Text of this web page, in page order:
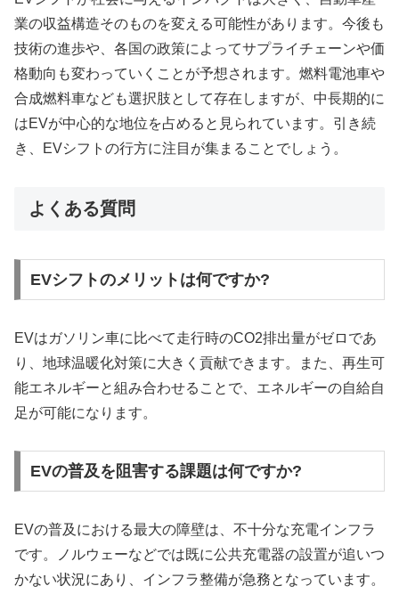
業の収益構造そのものを変える可能性があります。今後も
技術の進歩や、各国の政策によってサプライチェーンや価
格動向も変わっていくことが予想されます。燃料電池車や
合成燃料車なども選択肢として存在しますが、中長期的に
はEVが中心的な地位を占めると見られています。引き続
き、EVシフトの行方に注目が集まることでしょう。
よくある質問
EVシフトのメリットは何ですか?
EVはガソリン車に比べて走行時のCO2排出量がゼロであ
り、地球温暖化対策に大きく貢献できます。また、再生可
能エネルギーと組み合わせることで、エネルギーの自給自
足が可能になります。
EVの普及を阻害する課題は何ですか?
EVの普及における最大の障壁は、不十分な充電インフラ
です。ノルウェーなどでは既に公共充電器の設置が追いつ
かない状況にあり、インフラ整備が急務となっています。